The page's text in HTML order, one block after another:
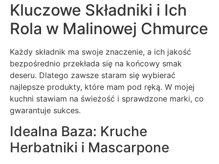
Kluczowe Składniki i Ich
Rola w Malinowej Chmurce
Każdy składnik ma swoje znaczenie, a ich jakość
bezpośrednio przekłada się na końcowy smak
deseru. Dlatego zawsze staram się wybierać
najlepsze produkty, które mam pod ręką. W mojej
kuchni stawiam na świeżość i sprawdzone marki, co
gwarantuje sukces.
Idealna Baza: Kruche
Herbatniki i Mascarpone